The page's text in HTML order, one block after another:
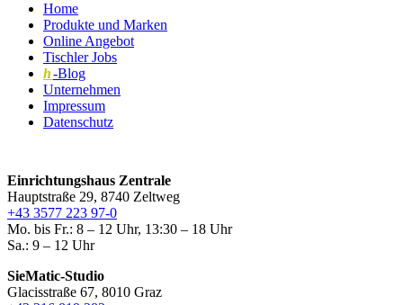
Home
Produkte und Marken
Online Angebot
Tischler Jobs
h-Blog
Unternehmen
Impressum
Datenschutz
Einrichtungshaus Zentrale
Hauptstraße 29, 8740 Zeltweg
+43 3577 223 97-0
Mo. bis Fr.: 8 – 12 Uhr, 13:30 – 18 Uhr
Sa.: 9 – 12 Uhr
SieMatic-Studio
Glacisstraße 67, 8010 Graz